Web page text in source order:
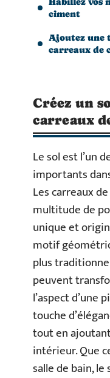
ciment
Ajoutez une
carreaux de
Créez un
carreaux
Le sol est l’un
importants
Les carreaux
multitude de
unique et
motif
plus
peuvent
l’aspect d’une
touche
tout en
intérieur. Que
salle de bain,